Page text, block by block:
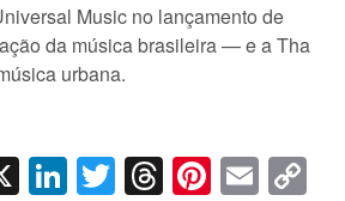
Music no lançamento de
da música brasileira — e a Tha
urbana.
X LinkedIn
Twitter
Threads